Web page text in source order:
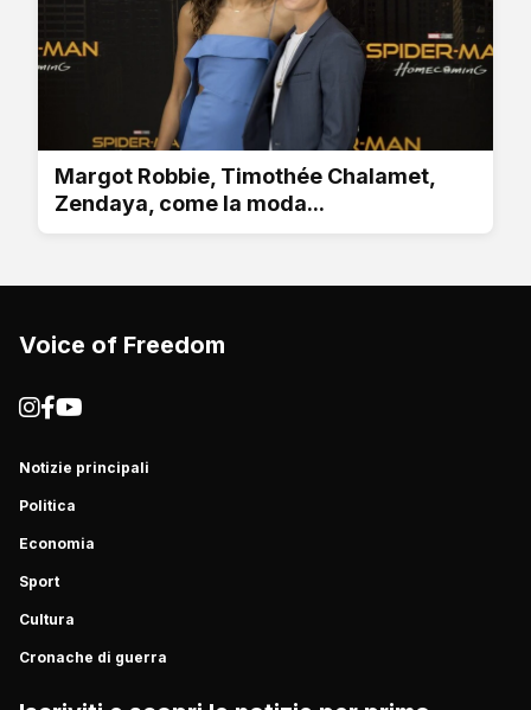
Margot Robbie, Timothée Chalamet,
Zendaya, come la moda...
Voice of Freedom
Notizie principali
Politica
Economia
Sport
Cultura
Cronache di guerra